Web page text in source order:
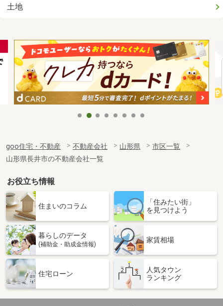
土地
goo住宅・不動産 不動産会社 山形県
市区一覧
山形県長井市の不動産会社一覧
お役立ち情報
住まいのコラム
「住みたい街」
を見つけよう
暮らしのデータ
(補助金・助成金情報)
家賃相場
住宅ローン
人気タウン
ランキング